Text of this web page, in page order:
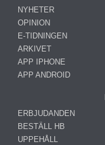
NYHETER
OPINION
E-TIDNINGEN
ARKIVET
APP IPHONE
APP ANDROID
ERBJUDANDEN
BESTÄLL HB
UPPEHÅLL